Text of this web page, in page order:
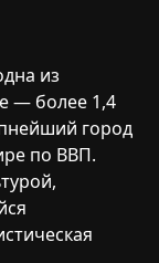
из
— более 1,4
город
по ВВП.